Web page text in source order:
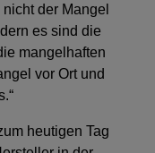
der Mangel
es sind die
mangelhaften
vor Ort und
heutigen Tag